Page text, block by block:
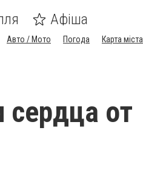
Афіша
Авто / Мото Погода Карта міста
от